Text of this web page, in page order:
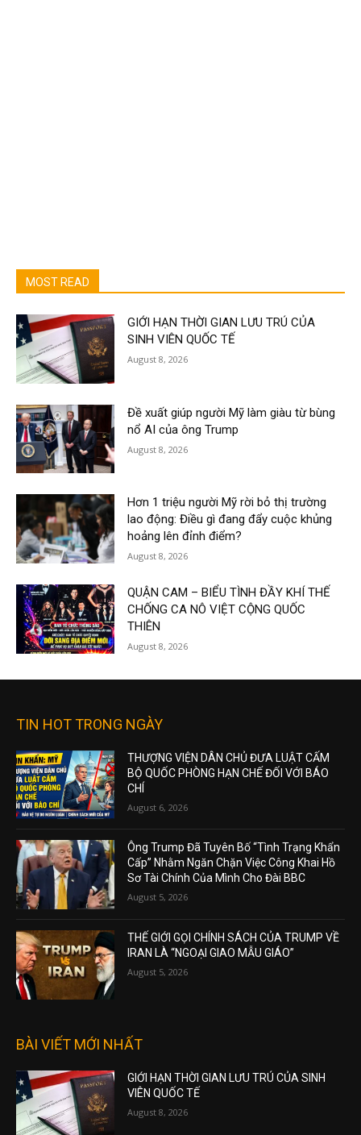
MOST READ
GIỚI HẠN THỜI GIAN LƯU TRÚ CỦA
SINH VIÊN QUỐC TẾ
August 8, 2026
Đề xuất giúp người Mỹ làm giàu từ bùng
nổ AI của ông Trump
August 8, 2026
Hơn 1 triệu người Mỹ rời bỏ thị trường
lao động: Điều gì đang đẩy cuộc khủng
hoảng lên đỉnh điểm?
August 8, 2026
QUẬN CAM – BIỂU TÌNH ĐẦY KHÍ THẾ
CHỐNG CA NÔ VIỆT CỘNG QUỐC
THIÊN
August 8, 2026
TIN HOT TRONG NGÀY
THƯỢNG VIỆN DÂN CHỦ ĐƯA LUẬT CẤM
BỘ QUỐC PHÒNG HẠN CHẾ ĐỐI VỚI BÁO
CHÍ
August 6, 2026
Ông Trump Đã Tuyên Bố “Tình Trạng Khẩn
Cấp” Nhằm Ngăn Chặn Việc Công Khai Hồ
Sơ Tài Chính Của Mình Cho Đài BBC
August 5, 2026
THẾ GIỚI GỌI CHÍNH SÁCH CỦA TRUMP VỀ
IRAN LÀ “NGOẠI GIAO MẪU GIÁO”
August 5, 2026
BÀI VIẾT MỚI NHẤT
GIỚI HẠN THỜI GIAN LƯU TRÚ CỦA SINH
VIÊN QUỐC TẾ
August 8, 2026